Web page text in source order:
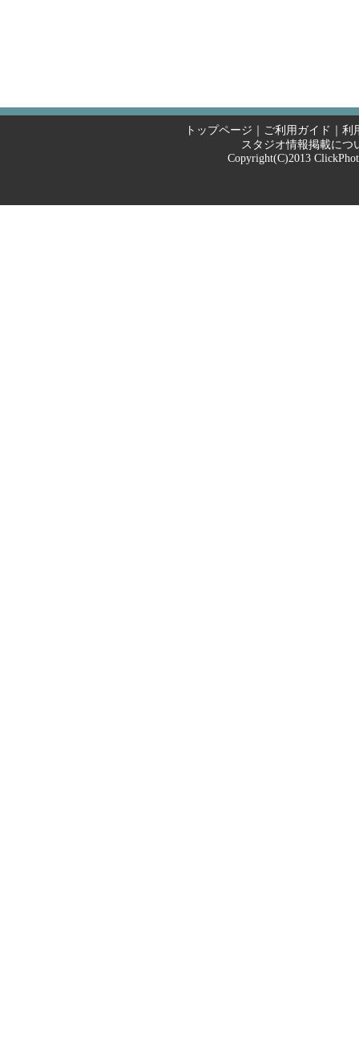
トップページ ｜ ご利用ガイド ｜ 利
スタジオ情報掲載につ
Copyright(C)2013